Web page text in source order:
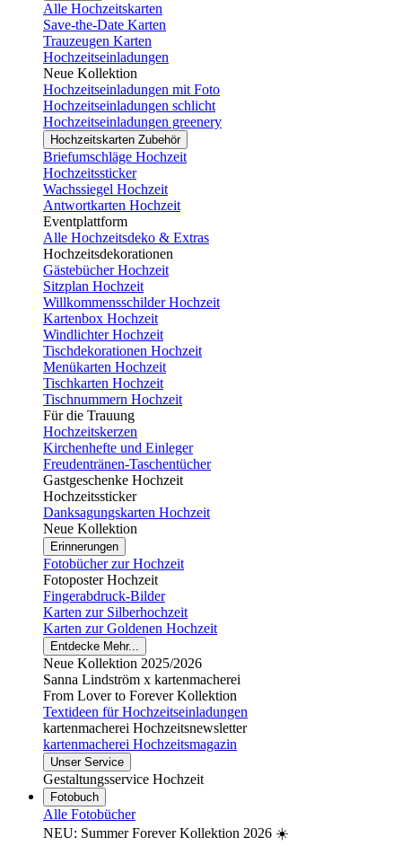
Alle Hochzeitskarten
Save-the-Date Karten
Trauzeugen Karten
Hochzeitseinladungen
Neue Kollektion
Hochzeitseinladungen mit Foto
Hochzeitseinladungen schlicht
Hochzeitseinladungen greenery
Hochzeitskarten Zubehör
Briefumschläge Hochzeit
Hochzeitssticker
Wachssiegel Hochzeit
Antwortkarten Hochzeit
Eventplattform
Alle Hochzeitsdeko & Extras
Hochzeitsdekorationen
Gästebücher Hochzeit
Sitzplan Hochzeit
Willkommensschilder Hochzeit
Kartenbox Hochzeit
Windlichter Hochzeit
Tischdekorationen Hochzeit
Menükarten Hochzeit
Tischkarten Hochzeit
Tischnummern Hochzeit
Für die Trauung
Hochzeitskerzen
Kirchenhefte und Einleger
Freudentränen-Taschentücher
Gastgeschenke Hochzeit
Hochzeitssticker
Danksagungskarten Hochzeit
Neue Kollektion
Erinnerungen
Fotobücher zur Hochzeit
Fotoposter Hochzeit
Fingerabdruck-Bilder
Karten zur Silberhochzeit
Karten zur Goldenen Hochzeit
Entdecke Mehr...
Neue Kollektion 2025/2026
Sanna Lindström x kartenmacherei
From Lover to Forever Kollektion
Textideen für Hochzeitseinladungen
kartenmacherei Hochzeitsnewsletter
kartenmacherei Hochzeitsmagazin
Unser Service
Gestaltungsservice Hochzeit
Fotobuch
Alle Fotobücher
NEU: Summer Forever Kollektion 2026 ☀️